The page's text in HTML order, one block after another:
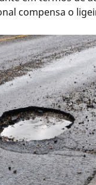
compensa o